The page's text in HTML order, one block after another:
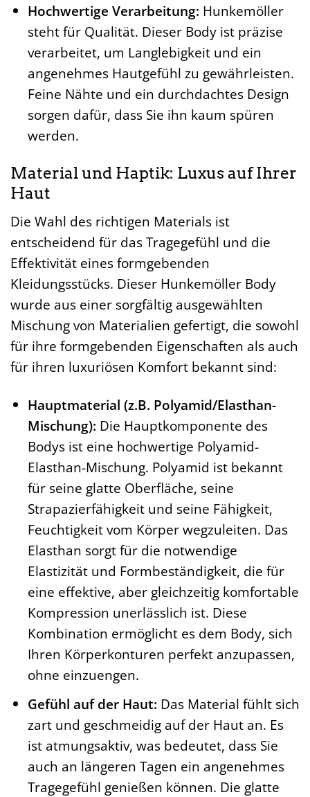
Hochwertige Verarbeitung: Hunkemöller
steht für Qualität. Dieser Body ist präzise
verarbeitet, um Langlebigkeit und ein
angenehmes Hautgefühl zu gewährleisten.
Feine Nähte und ein durchdachtes Design
sorgen dafür, dass Sie ihn kaum spüren
werden.
Material und Haptik: Luxus auf Ihrer
Haut
Die Wahl des richtigen Materials ist
entscheidend für das Tragegefühl und die
Effektivität eines formgebenden
Kleidungsstücks. Dieser Hunkemöller Body
wurde aus einer sorgfältig ausgewählten
Mischung von Materialien gefertigt, die sowohl
für ihre formgebenden Eigenschaften als auch
für ihren luxuriösen Komfort bekannt sind:
Hauptmaterial (z.B. Polyamid/Elasthan-
Mischung): Die Hauptkomponente des
Bodys ist eine hochwertige Polyamid-
Elasthan-Mischung. Polyamid ist bekannt
für seine glatte Oberfläche, seine
Strapazierfähigkeit und seine Fähigkeit,
Feuchtigkeit vom Körper wegzuleiten. Das
Elasthan sorgt für die notwendige
Elastizität und Formbeständigkeit, die für
eine effektive, aber gleichzeitig komfortable
Kompression unerlässlich ist. Diese
Kombination ermöglicht es dem Body, sich
Ihren Körperkonturen perfekt anzupassen,
ohne einzuengen.
Gefühl auf der Haut: Das Material fühlt sich
zart und geschmeidig auf der Haut an. Es
ist atmungsaktiv, was bedeutet, dass Sie
auch an längeren Tagen ein angenehmes
Tragegefühl genießen können. Die glatte